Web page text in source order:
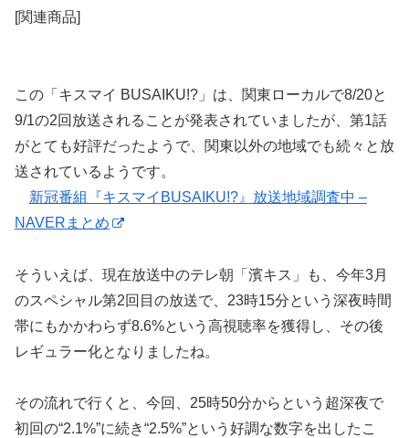
[関連商品]
この「キスマイ BUSAIKU!?」は、関東ローカルで8/20と
9/1の2回放送されることが発表されていましたが、第1話
がとても好評だったようで、関東以外の地域でも続々と放
送されているようです。
新冠番組『キスマイBUSAIKU!?』放送地域調査中 –
NAVERまとめ
そういえば、現在放送中のテレ朝「濱キス」も、今年3月
のスペシャル第2回目の放送で、23時15分という深夜時間
帯にもかかわらず8.6%という高視聴率を獲得し、その後
レギュラー化となりましたね。
その流れで行くと、今回、25時50分からという超深夜で
初回の“2.1%”に続き“2.5%”という好調な数字を出したこ